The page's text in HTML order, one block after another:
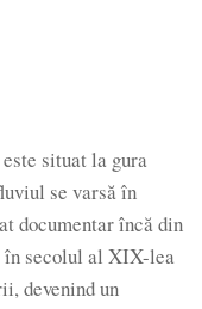
situat la gura
se varsă în
documentar încă din
în secolul al XIX-lea
devenind un